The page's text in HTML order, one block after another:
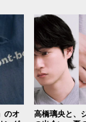
のオ
高橋璃央と、